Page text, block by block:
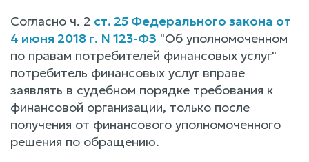
Согласно ч. 2 ст. 25 Федерального закона от
4 июня 2018 г. N 123-ФЗ "Об уполномоченном
по правам потребителей финансовых услуг"
потребитель финансовых услуг вправе
заявлять в судебном порядке требования к
финансовой организации, только после
получения от финансового уполномоченного
решения по обращению.